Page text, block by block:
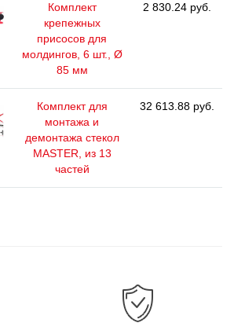
Комплект
крепежных
присосов для
молдингов, 6 шт., Ø
85 мм
2 830.24 руб.
Комплект для
монтажа и
демонтажа стекол
MASTER, из 13
частей
32 613.88 руб.